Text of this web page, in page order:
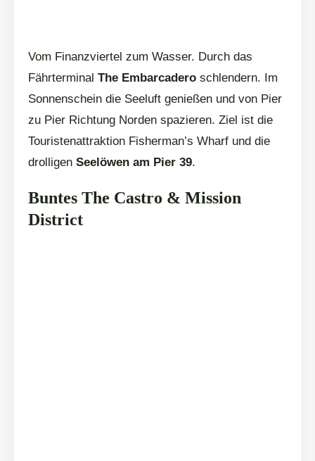
Vom Finanzviertel zum Wasser. Durch das
Fährterminal The Embarcadero schlendern. Im
Sonnenschein die Seeluft genießen und von Pier
zu Pier Richtung Norden spazieren. Ziel ist die
Touristenattraktion Fisherman’s Wharf und die
drolligen Seelöwen am Pier 39.
Buntes The Castro & Mission
District